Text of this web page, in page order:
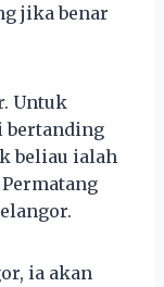
jika benar
Untuk
bertanding
beliau ialah
ia akan